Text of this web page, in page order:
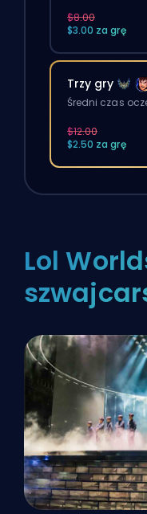
$8.00
$3.00 za grę
Trzy gry
Średni czas
$12.00
$2.50 za grę
Lol